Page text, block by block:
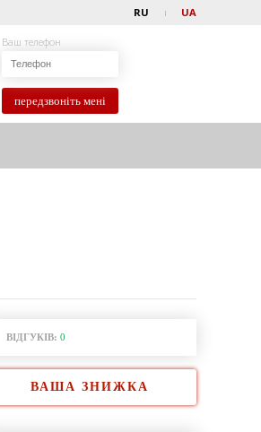
RU UA
Ваш телефон
передзвоніть мені
ВІДГУКІВ: 0
ВАША ЗНИЖКА